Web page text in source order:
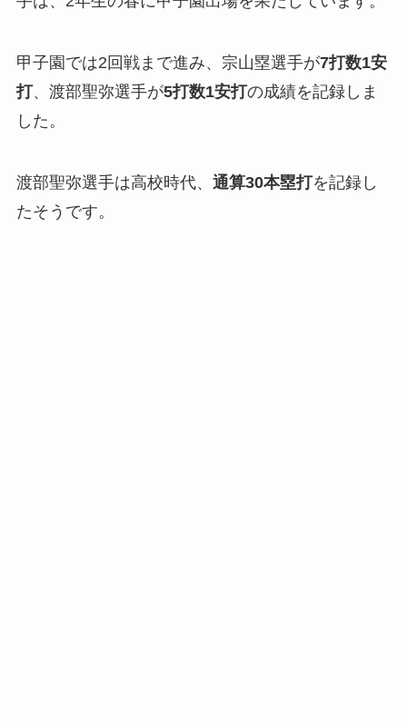
甲子園では2回戦まで進み、宗山塁選手が7打数1安
打、渡部聖弥選手が5打数1安打の成績を記録しま
した。
渡部聖弥選手は高校時代、 通算30本塁打を記録し
たそうです。